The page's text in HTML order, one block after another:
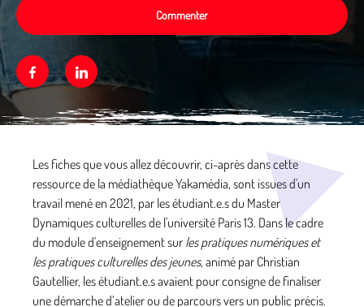
Commenter
FacebookLinkedin
Les fiches que vous allez découvrir, ci-après dans cette
ressource de la médiathèque Yakamédia, sont issues d'un
travail mené en 2021, par les étudiant.e.s du Master
Dynamiques culturelles de l'université Paris 13. Dans le cadre
du module d'enseignement sur les pratiques numériques et
les pratiques culturelles des jeunes, animé par Christian
Gautellier, les étudiant.e.s avaient pour consigne de finaliser
une démarche d’atelier ou de parcours vers un public précis.